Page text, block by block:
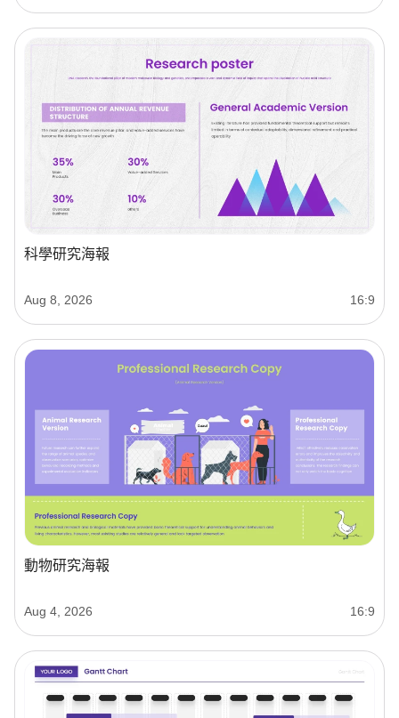
科學研究海報
Aug 8, 2026 16:9
動物研究海報
Aug 4, 2026 16:9